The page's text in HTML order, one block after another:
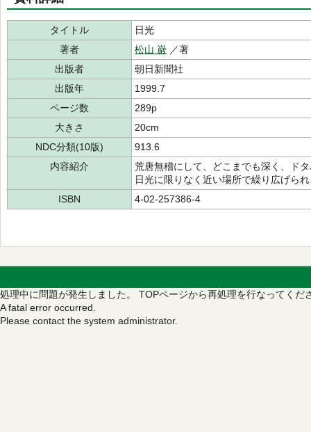
タイトル
日光
著者
松山 巌 ／著
出版者
朝日新聞社
出版年
1999.7
ページ数
289p
大きさ
20cm
NDC分類(10版)
913.6
内容紹介
荒唐無稽にして、どこまでも深く、ド
日光に限りなく近い場所で繰り広げら
ISBN
4-02-257386-4
処理中に問題が発生しました。 TOPページから再処理を行なってくだ
A fatal error occurred.
Please contact the system administrator.